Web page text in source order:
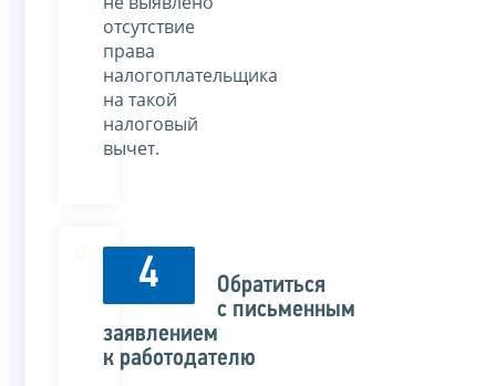
отсутствие
права
налогоплательщика
на такой
налоговый
вычет.
4
Обратиться
с письменным
заявлением
к работодателю